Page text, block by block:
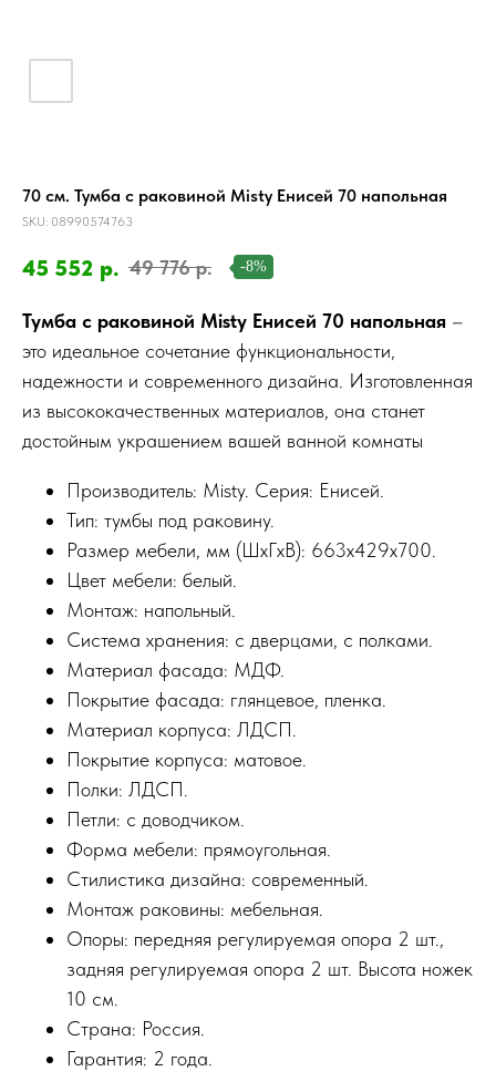
70 см. Тумба с раковиной Misty Енисей 70 напольная
SKU: 08990574763
45 552 р. 49 776 р. -8%
Тумба с раковиной Misty Енисей 70 напольная –
это идеальное сочетание функциональности,
надежности и современного дизайна. Изготовленная
из высококачественных материалов, она станет
достойным украшением вашей ванной комнаты
Производитель: Misty. Серия: Енисей.
Тип: тумбы под раковину.
Размер мебели, мм (ШxГxВ): 663x429x700.
Цвет мебели: белый.
Монтаж: напольный.
Система хранения: с дверцами, с полками.
Материал фасада: МДФ.
Покрытие фасада: глянцевое, пленка.
Материал корпуса: ЛДСП.
Покрытие корпуса: матовое.
Полки: ЛДСП.
Петли: с доводчиком.
Форма мебели: прямоугольная.
Стилистика дизайна: современный.
Монтаж раковины: мебельная.
Опоры: передняя регулируемая опора 2 шт.,
задняя регулируемая опора 2 шт. Высота ножек
10 см.
Страна: Россия.
Гарантия: 2 года.